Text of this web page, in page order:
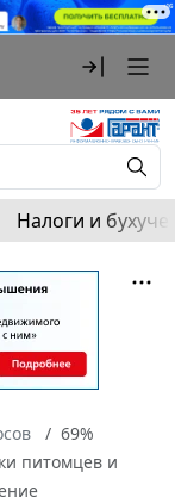
Налоги и
69%
питомцев и